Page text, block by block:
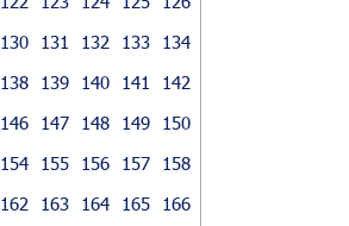
130 131 132 133
134
138 139 140 141
142
146 147 148 149
150
154 155 156 157
158
162 163 164 165
166